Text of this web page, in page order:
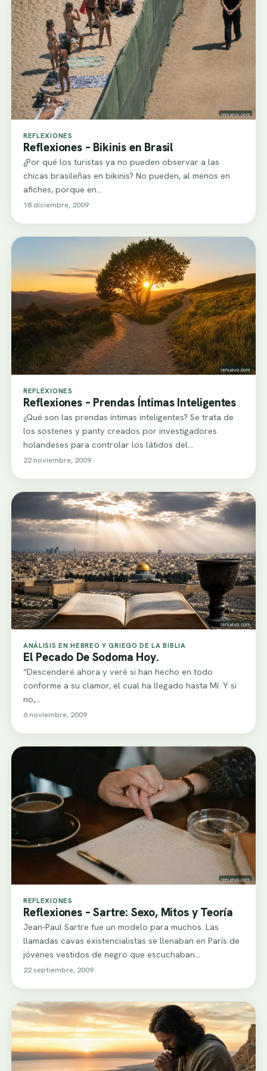
REFLEXIONES
Reflexiones – Bikinis en Brasil
¿Por qué los turistas ya no pueden observar a las
chicas brasileñas en bikinis? No pueden, al menos en
afiches, porque en…
18 diciembre, 2009
REFLEXIONES
Reflexiones – Prendas Íntimas Inteligentes
¿Qué son las prendas íntimas inteligentes? Se trata de
los sostenes y panty creados por investigadores
holandeses para controlar los látidos del…
22 noviembre, 2009
ANÁLISIS EN HEBREO Y GRIEGO DE LA BIBLIA
El Pecado De Sodoma Hoy.
“Descenderé ahora y veré si han hecho en todo
conforme a su clamor, el cual ha llegado hasta Mí. Y si
no,…
6 noviembre, 2009
REFLEXIONES
Reflexiones – Sartre: Sexo, Mitos y Teoría
Jean-Paul Sartre fue un modelo para muchos. Las
llamadas cavas existencialistas se llenaban en París de
jóvenes vestidos de negro que escuchaban…
22 septiembre, 2009